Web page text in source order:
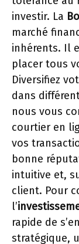
investir. La
marché
inhérents. Il
placer tous
Diversifiez
dans
nous vous
courtier en
vos
bonne
intuitive et,
client. Pour
l’
rapide de
stratégique,